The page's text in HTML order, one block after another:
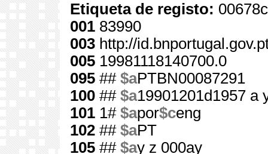
Etiqueta de registo:
001 83990
003 http://
005 19981118140700.0
095 ## $aPTBN00087291
100 ## $a19901201d1957 a
101 1# $apor$ceng
102 ## $aPT
105 ## $ay z 000ay